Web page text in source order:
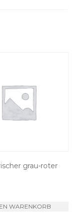
grau-roter
WARENKORB